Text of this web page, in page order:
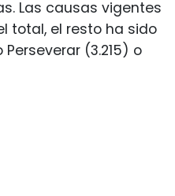
Las causas vigentes
total, el resto ha sido
(3.215) o